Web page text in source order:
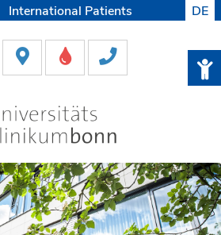
International Patients
Medien
DE